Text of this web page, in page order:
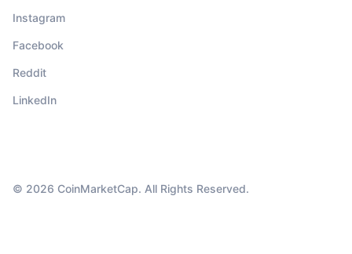
Instagram
Facebook
Reddit
LinkedIn
© 2026 CoinMarketCap. All Rights Reserved.